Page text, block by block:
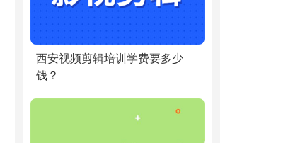
西安视频剪辑培训学费要多少
钱？